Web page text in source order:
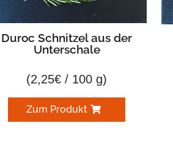
Duroc Schnitzel aus der
Unterschale
(2,25€ / 100 g)
Zum Produkt